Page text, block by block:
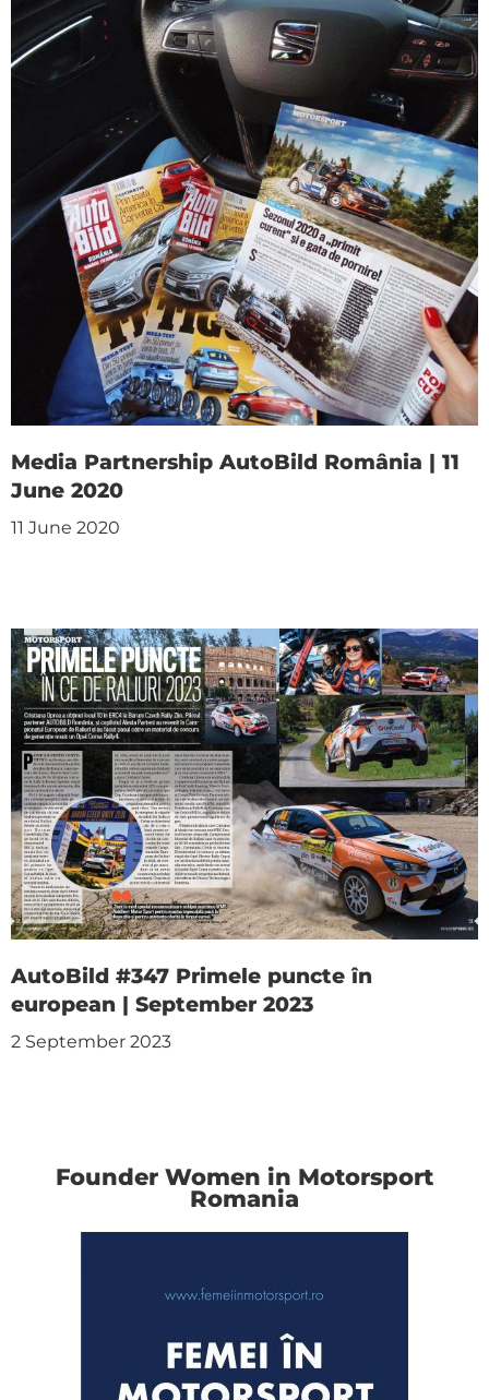
Media Partnership AutoBild România | 11
June 2020
11 June 2020
AutoBild #347 Primele puncte în
european | September 2023
2 September 2023
Founder Women in Motorsport
Romania